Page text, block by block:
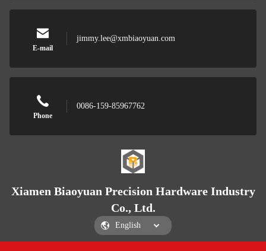
E-mail
jimmy.lee@xmbiaoyuan.com
Phone
0086-159-85967762
Xiamen Biaoyuan Precision Hardware Industry
Co., Ltd.